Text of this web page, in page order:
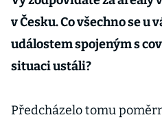
v Česku. Co všechno se u
událostem spojeným s
situaci ustáli?
Předcházelo tomu